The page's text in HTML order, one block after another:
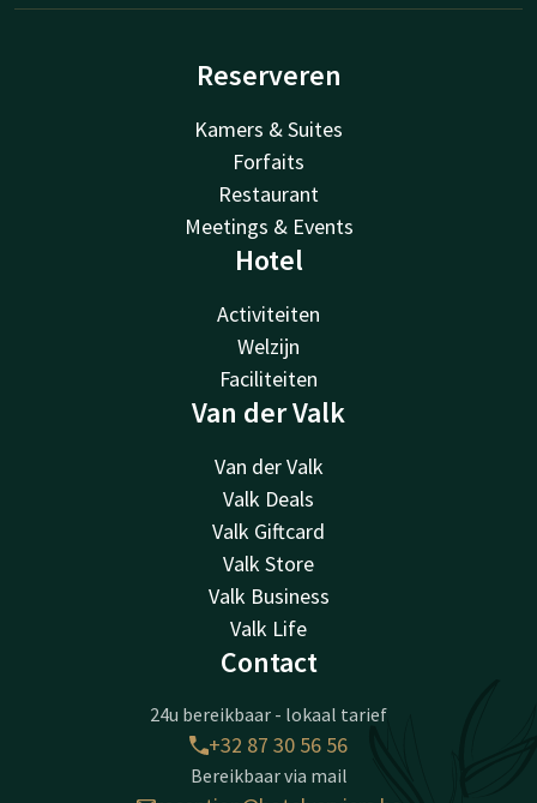
Reserveren
Kamers & Suites
Forfaits
Restaurant
Meetings & Events
Hotel
Activiteiten
Welzijn
Faciliteiten
Van der Valk
Van der Valk
Valk Deals
Valk Giftcard
Valk Store
Valk Business
Valk Life
Contact
24u bereikbaar - lokaal tarief
+32 87 30 56 56
Bereikbaar via mail